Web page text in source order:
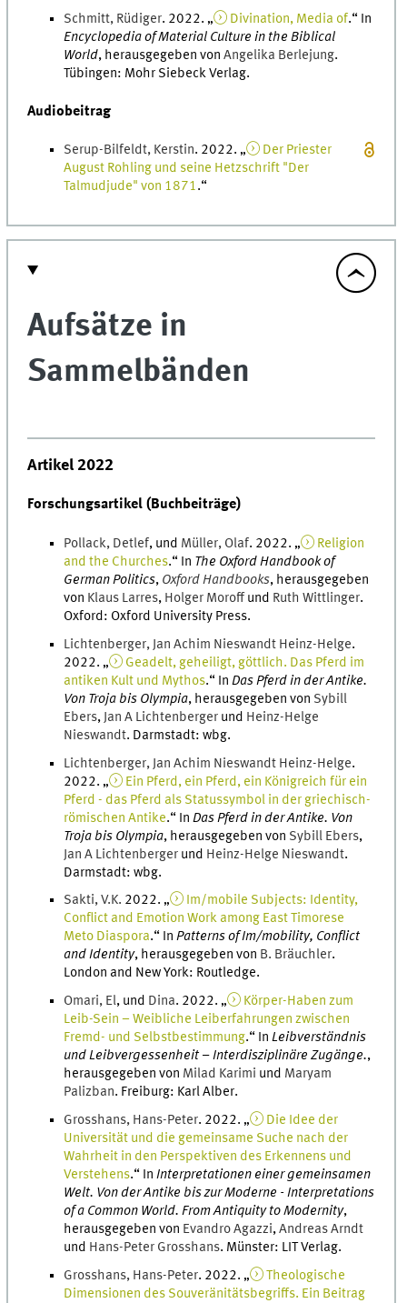
Schmitt, Rüdiger. 2022. „ Divination, Media of.“ In
Encyclopedia of Material Culture in the Biblical
World, herausgegeben vonAngelika Berlejung.
Tübingen: Mohr Siebeck Verlag.
Audiobeitrag
Serup-Bilfeldt, Kerstin. 2022. „
Der Priester
August Rohling und seine Hetzschrift "Der
Talmudjude" von 1871.“
Aufsätze in
Sammelbänden
Artikel 2022
Forschungsartikel (Buchbeiträge)
Pollack, Detlef, und Müller, Olaf. 2022. „
Religion
and the Churches.“ In The Oxford Handbook of
German Politics, Oxford Handbooks, herausgegeben
von Klaus Larres, Holger Moroff und Ruth Wittlinger.
Oxford: Oxford University Press.
Lichtenberger, Jan Achim Nieswandt Heinz-Helge.
2022. „
Geadelt, geheiligt, göttlich. Das Pferd im
antiken Kult und Mythos.“ InDas Pferd in der Antike.
Von Troja bis Olympia, herausgegeben von Sybill
Ebers, Jan A Lichtenberger und Heinz-Helge
Nieswandt. Darmstadt:wbg.
Lichtenberger, Jan Achim Nieswandt Heinz-Helge.
2022. „
Ein Pferd, ein Pferd, ein Königreich für ein
Pferd - das Pferd als Statussymbol in der griechisch-
römischen Antike.“ InDas Pferd in der Antike. Von
Troja bis Olympia, herausgegeben von Sybill Ebers,
Jan A Lichtenberger und Heinz-Helge Nieswandt.
Darmstadt:wbg.
Sakti,V.K. 2022. „
Im/mobile Subjects: Identity,
Conflict and Emotion Work among East Timorese
Meto Diaspora.“ InPatterns of Im/mobility, Conflict
and Identity, herausgegeben von B. Bräuchler.
London and New York: Routledge.
Omari, El, und Dina. 2022. „
Körper-Haben zum
Leib-Sein – Weibliche Leiberfahrungen zwischen
Fremd- und Selbstbestimmung.“ InLeibverständnis
und Leibvergessenheit – Interdisziplinäre Zugänge.,
herausgegeben von Milad Karimi und Maryam
Palizban. Freiburg: Karl Alber.
Grosshans, Hans-Peter. 2022. „
Die Idee der
Universität und die gemeinsame Suche nach der
Wahrheit in den Perspektiven des Erkennens und
Verstehens.“ InInterpretationen einer gemeinsamen
Welt. Von der Antike bis zur Moderne - Interpretations
of a Common World. From Antiquity to Modernity,
herausgegeben von EvandroAgazzi,AndreasArndt
und Hans-Peter Grosshans. Münster: LIT Verlag.
Grosshans, Hans-Peter. 2022. „
Theologische
Dimensionen des Souveränitätsbegriffs. Ein Beitrag